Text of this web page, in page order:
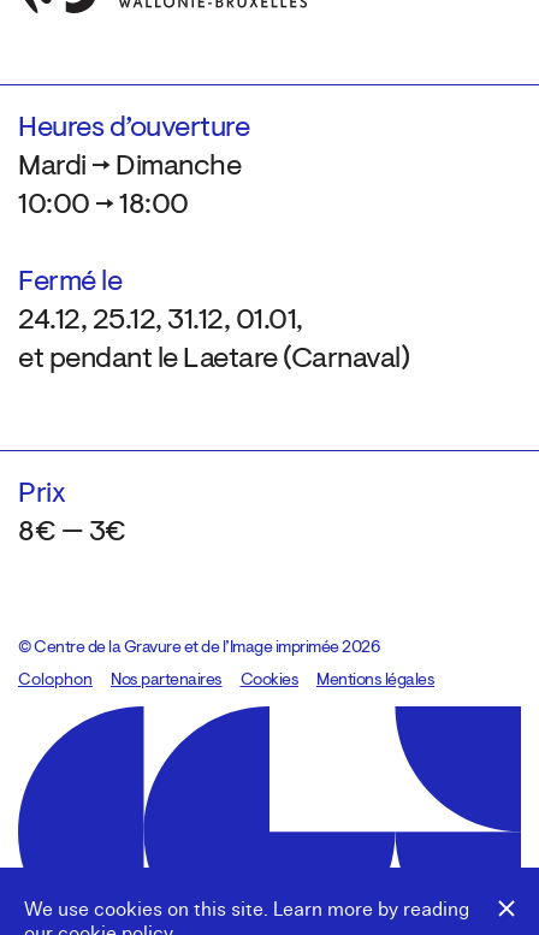
We use cookies on this site. Learn more by reading
Heures d’ouverture
Mardi → Dimanche
10:00 → 18:00
Fermé le
24.12, 25.12, 31.12, 01.01,
et pendant le Laetare (Carnaval)
Prix
8€ — 3€
© Centre de la Gravure et de l’Image imprimée 2026
Colophon
Design:Marcel Kaczmarek, code:8080.studio
Nos partenaires Cookies Mentions légales